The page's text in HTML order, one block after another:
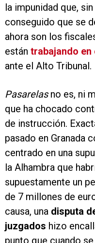
la impunidad que,
conseguido que se
ahora son los
están trabajando en
ante el Alto Tribunal.
Pasarelasno es, ni
que ha chocado
de instrucción.
pasado en Granada
centrado en una
la Alhambra que
supuestamente un
de 7 millones de
causa, una disputa
juzgados hizo
punto que cuando